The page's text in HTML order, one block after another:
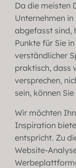
Da die meisten
Unternehmen
abgefasst sind,
Punkte für Sie
verständlicher
praktisch, dass
versprechen,
sein, können
Wir möchten
Inspiration
entspricht. Zu
Website-